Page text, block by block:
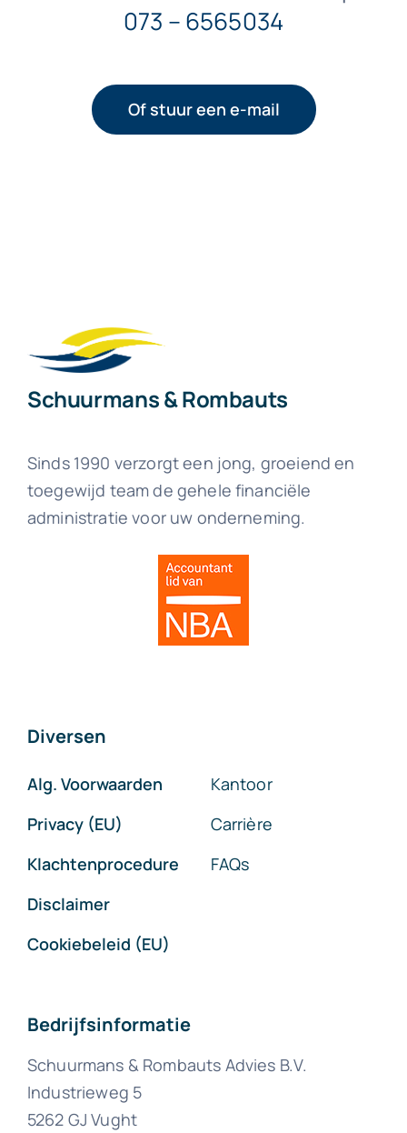
073 – 6565034
Of stuur een e-mail
Schuurmans & Rombauts
Sinds 1990 verzorgt een jong, groeiend en
toegewijd team de gehele financiële
administratie voor uw onderneming.
Diversen
Alg. Voorwaarden
Privacy (EU)
Klachtenprocedure
Disclaimer
Cookiebeleid (EU)
Kantoor
Carrière
FAQs
Bedrijfsinformatie
Schuurmans & Rombauts Advies B.V.
Industrieweg 5
5262 GJ Vught